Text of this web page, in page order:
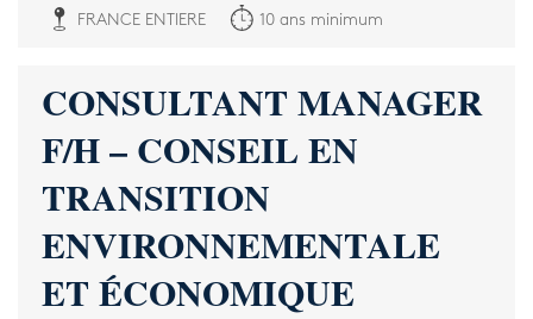
FRANCE ENTIERE 10 ans minimum
CONSULTANT MANAGER
F/H – CONSEIL EN
TRANSITION
ENVIRONNEMENTALE
ET ÉCONOMIQUE